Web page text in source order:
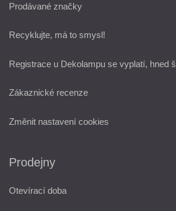
Prodávané značky
Recyklujte, má to smysl!
Registrace u Dekolampu se vyplatí, hned
Zákaznické recenze
Změnit nastavení cookies
Prodejny
Otevírací doba